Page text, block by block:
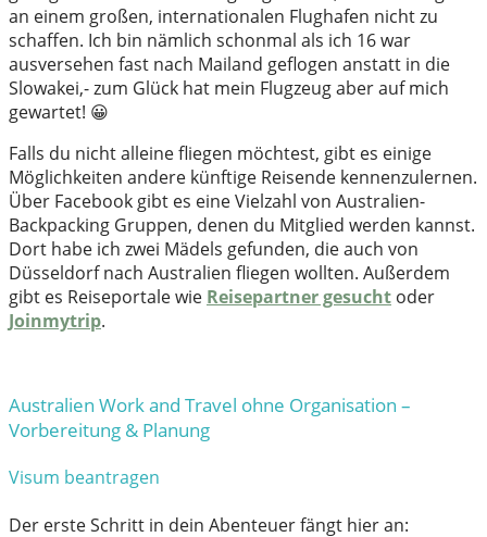
an einem großen, internationalen Flughafen nicht zu
schaffen. Ich bin nämlich schonmal als ich 16 war
ausversehen fast nach Mailand geflogen anstatt in die
Slowakei,- zum Glück hat mein Flugzeug aber auf mich
gewartet! 😀
Falls du nicht alleine fliegen möchtest, gibt es einige
Möglichkeiten andere künftige Reisende kennenzulernen.
Über Facebook gibt es eine Vielzahl von Australien-
Backpacking Gruppen, denen du Mitglied werden kannst.
Dort habe ich zwei Mädels gefunden, die auch von
Düsseldorf nach Australien fliegen wollten. Außerdem
gibt es Reiseportale wie Reisepartner gesucht oder
Joinmytrip.
Australien Work and Travel ohne Organisation –
Vorbereitung & Planung
Visum beantragen
Der erste Schritt in dein Abenteuer fängt hier an: